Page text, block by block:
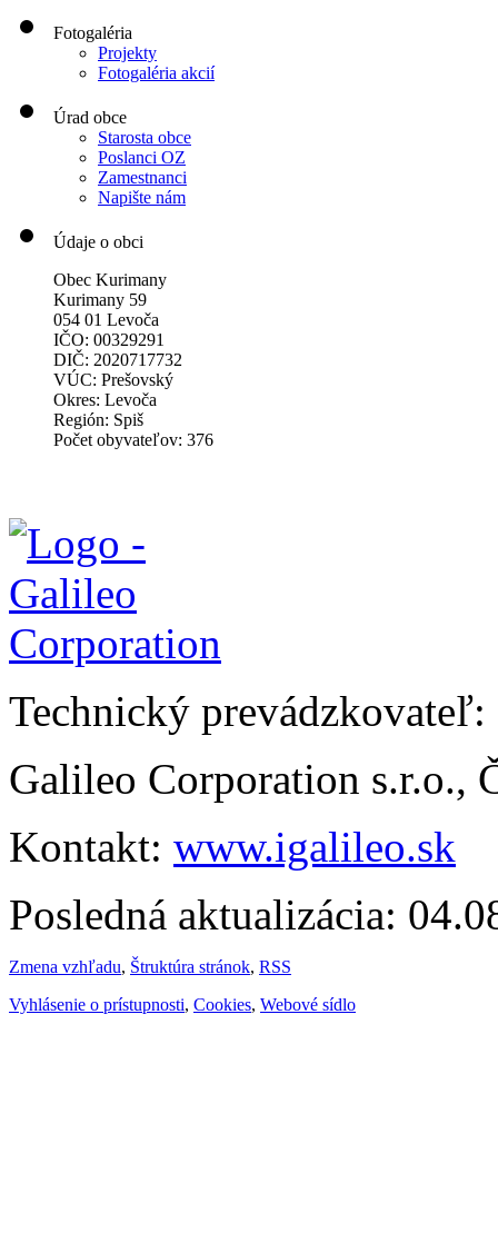
Fotogaléria
Projekty
Fotogaléria akcií
Úrad obce
Starosta obce
Poslanci OZ
Zamestnanci
Napište nám
Údaje o obci
Obec Kurimany
Kurimany 59
054 01 Levoča
IČO: 00329291
DIČ: 2020717732
VÚC: Prešovský
Okres: Levoča
Región: Spiš
Počet obyvateľov: 376
Technický prevádzkovateľ:
Galileo Corporation s.r.o.,
Kontakt: www.igalileo.sk
Posledná aktualizácia:
Zmena vzhľadu, Štruktúra stránok, RSS
Vyhlásenie o prístupnosti, Cookies, Webové sídlo